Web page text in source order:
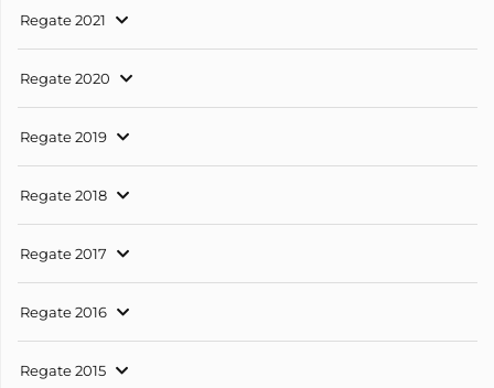
Regate 2021
Regate 2020
Regate 2019
Regate 2018
Regate 2017
Regate 2016
Regate 2015